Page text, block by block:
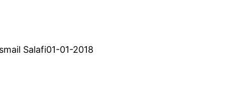
Salafi01-01-2018